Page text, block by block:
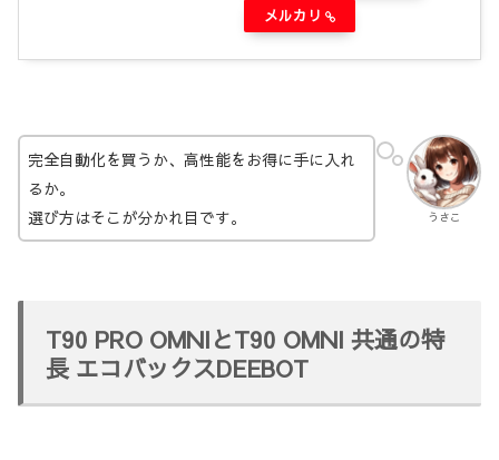
メルカリ
うさこ
完全自動化を買うか、高性能をお得に手に入れ
るか。
選び方はそこが分かれ目です。
T90 PRO OMNIとT90 OMNI 共通の特
長 エコバックスDEEBOT